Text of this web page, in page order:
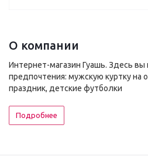
О компании
Интернет-магазин Гуашь. Здесь
предпочтения: мужскую куртку на
праздник, детские футболки
Подробнее